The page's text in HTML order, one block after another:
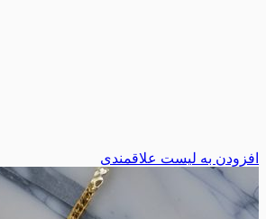
افزودن به لیست علاقمندی